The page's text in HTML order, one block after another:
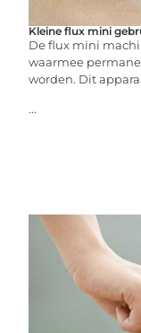
Kleine flux mini
De flux mini
waarmee
worden. Dit
...